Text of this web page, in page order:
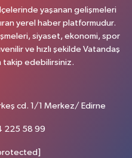
yaşanan gelişmeleri
yerel haber platformudur.
siyaset, ekonomi, spor
ve hızlı şekilde Vatandaş
edebilirsiniz.
cd. 1/1 Merkez/ Edirne
225 58 99